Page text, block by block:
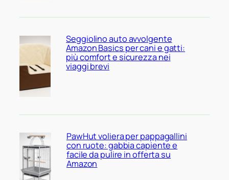
Seggiolino auto avvolgente
Amazon Basics per cani e gatti:
più comfort e sicurezza nei
viaggi brevi
PawHut voliera per pappagallini
con ruote: gabbia capiente e
facile da pulire in offerta su
Amazon